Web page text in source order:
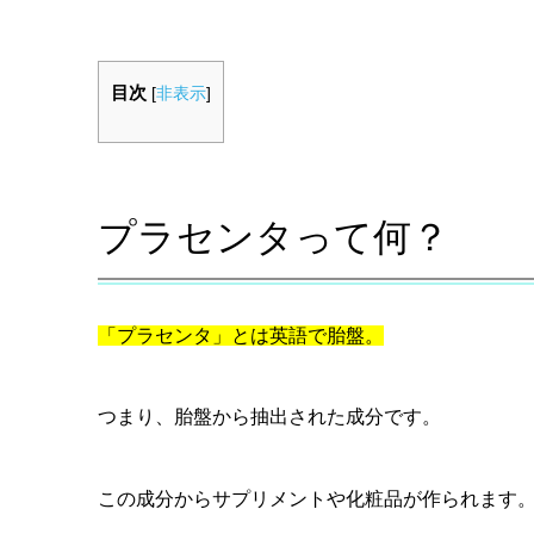
目次 [非表示]
プラセンタって何？
「プラセンタ」とは英語で胎盤。
つまり、胎盤から抽出された成分です。
この成分からサプリメントや化粧品が作られます